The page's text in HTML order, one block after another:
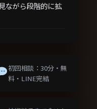
ながら段階的に拡
初回相談：30分・無
料・LINE完結